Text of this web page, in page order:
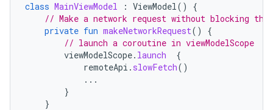
class MainViewModel : ViewModel()
{
// Make a network request without blocking the
private fun makeNetworkRequest()
{
// launch a coroutine in viewModelScope
viewModelScope. launch
{
remoteApi . slowFetch()
...
}
}